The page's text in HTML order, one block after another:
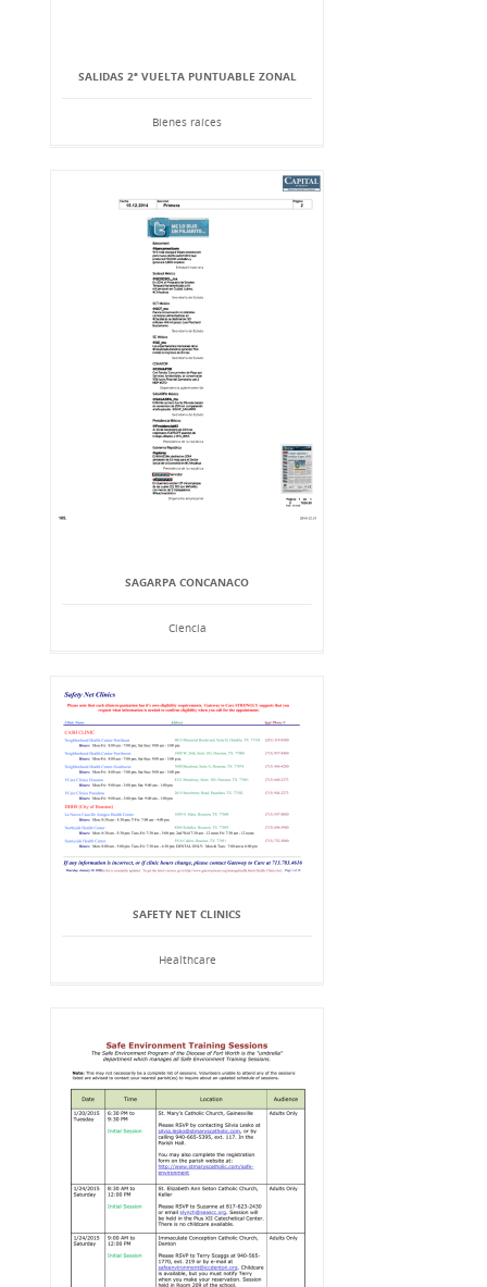
SALIDAS 2ª VUELTA PUNTUABLE ZONAL
Bienes raíces
SAGARPA CONCANACO
Ciencia
SAFETY NET CLINICS
Healthcare